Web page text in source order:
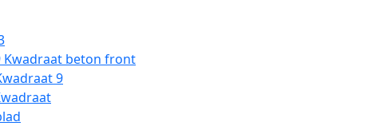
Kwadraat beton front
9